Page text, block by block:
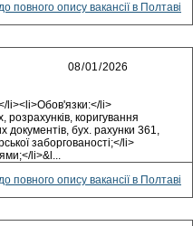
повного опису вакансії в Полтаві
li><li>Обов'язки:</li>
розрахунків, коригування
бух. рахунки 361,
заборгованості;</li>
li>&l...
повного опису вакансії в Полтаві